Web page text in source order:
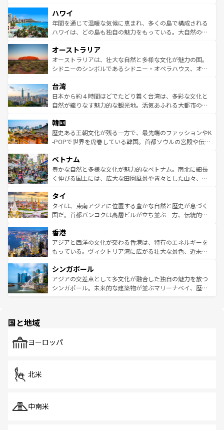
ば市内交通費無料で観光を楽しむこともできる。 なお、新
着のスイス情報はコンテンツ一覧 を参照してほしい。
のような巨大都市は、観光、ショッピング、エンターテイ
ンメントが詰まった刺激的なスポットだ。一方、アメリカ
西部には大自然が広がり、グランドキャニオンやイエロー
部のニューオーリンズでは、音楽と美食が融合した独特の
文化が魅力。旅行者はアメリカの各地域で異なる魅力を楽
しみながら、その多様性と豊かな歴史を感じることができ
ならではの贅沢な旅のスタイルだ。 なお、新着のアメリカ
情報はコンテンツ一覧を参照してほしい。
ハワイ
年間を通じて温暖な気候に恵まれ、多くの島で構成される
ハワイは、どの島も独自の魅力をもっている。大自然の神
ワイ島は見逃せない。また、定番の観光地といえばオアフ
島だが、静かな自然を求めるならマウイ島やカウアイ島が
おすすめ。エメラルドグリーンに輝く海をはじめ、豊かな
れるおもてなしの心で訪れる人々を迎えてくれるハワイの
人々、おいしいローカルフードやハワイアンミュージッ
ク、伝統的なフラダンスなど、すべてがハワイの魅力を彩
ワイを、存分に味わってほしい。 なお、新着のハワイ情報
はコンテンツ一覧を参照してほしい。
オーストラリア
オーストラリアは、壮大な自然と多様な文化が魅力の国。
シドニーのシンボルであるシドニー・オペラハウス、オー
リアリーフや大陸中央部にそびえるウルル（エアーズロッ
ク）、タスマニアの美しい原生林やケアンズの熱帯雨林な
ど、見どころがたくさん。また、カフェやワイン、オージ
いる。アクティビティも充実しており、サーフィンやダイ
ビング、ハイキングなど、アウトドア好きにはたまらな
い。オーストラリアの多彩な魅力を存分に味わいつくそ
参照してほしい。
台湾
日本から約４時間ほどでたどり着く台湾は、多彩な文化と
自然が織りなす魅力的な観光地。活気あふれる大都市の台
ン）、静ひつな山岳地帯である台湾東部など、都市の喧騒
と山間の静けさが共存しており、訪れる人に新しい発見と
驚きをもたらしてくれる。また、奥深い台湾の食文化も魅
容にもいいと評判のスイーツなど、バラエティ豊かな料理
が味わえる。 なお、新着の台湾情報は コンテンツ一覧を参
照してほしい。
韓国
歴史ある王朝文化が残る一方で、最先端のファッションやK
-POPで世界を席巻している韓国。首都ソウルの宮殿や伝統
き、地方に足を延ばせば四季折々の自然美を楽しむことが
できる。そして、キムチや焼肉、絶品のストリートフード
まで、さまざまな韓国料理が待っている。夜には、韓国な
リティに包まれながら、韓国の多彩な魅力を心ゆくまで味
わってみてほしい。 なお、新着の韓国情報はコンテンツ一
覧を参照してほしい。
ベトナム
豊かな自然と多様な文化が魅力的なベトナム。南北に細長
く伸びる国土には、広大な田園風景や青々とした山々、世
急速な発展と共に伝統が息づく。ハノイの古い町並みやホ
ーチミン市のフランス統治時代の建物も、独特の雰囲気を
醸し出している。また、バラエティの豊かさとおいしさで
とつ。フォーやバインミー、ベトナムコーヒーなどは、ぜ
ひ現地で味わいたい。どの地域を訪れてもあたたかい人々
が旅行者を迎えてくれるので、きっと忘れられない旅にな
参照してほしい。
タイ
タイは、東南アジアに位置する豊かな自然と歴史が息づく
国だ。首都バンコクは高層ビルが立ち並ぶ一方、伝統的な
の活気が交差している。北部ではチェンマイなどの山岳地
帯で自然と触れ合い、南部ではプーケットやクラビの美し
いビーチでリゾート気分を楽しむことができる。タイ料理
激する。気候は一年中温暖で、どの季節にも異なる楽しみ
が待っている。親しみやすいタイの人々、仏教を中心とし
た文化、そして多様な観光資源が、訪れる旅人を魅了し続
香港
アジアと西洋の文化が交わる香港は、特有のエネルギーを
もっている。ヴィクトリア湾に広がる壮大な景色、近未来
み、どこを訪れても感動するはず。観光スポットが密集し
ており、効率よく見どころを回れるのも魅力。息をのむよ
うな絶景から文化的な体験まで、香港を存分に楽しみ尽く
シンガポール
アジアの交差点として多文化が融合した独自の魅力を放つ
シンガポール。未来的な建築物が並ぶマリーナベイ、歴史
で、ホーカーズは地元の風情を楽しめる外せないスポット
国と地域
ヨーロッパ
北米
中南米